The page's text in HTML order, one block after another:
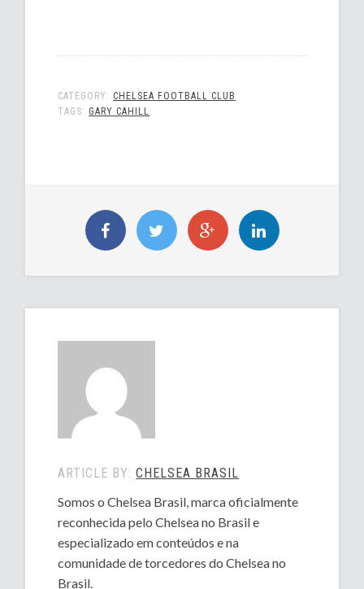
CATEGORY: CHELSEA FOOTBALL CLUB
TAGS: GARY CAHILL
ARTICLE BY:CHELSEA BRASIL
Somos o Chelsea Brasil, marca oficialmente
reconhecida pelo Chelsea no Brasil e
especializado em conteúdos e na
comunidade de torcedores do Chelsea no
Brasil.